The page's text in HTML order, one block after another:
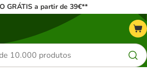
GRÁTIS a partir de 39€**